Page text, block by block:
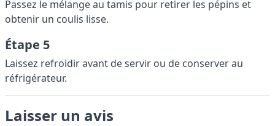
Passez le mélange au tamis pour retirer les pépins et
obtenir un coulis lisse.
Étape 5
Laissez refroidir avant de servir ou de conserver au
réfrigérateur.
Laisser un avis